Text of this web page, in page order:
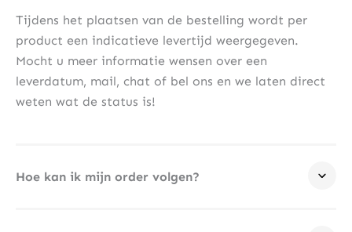
Tijdens het plaatsen van de bestelling wordt per
product een indicatieve levertijd weergegeven.
Mocht u meer informatie wensen over een
leverdatum, mail, chat of bel ons en we laten direct
weten wat de status is!
Hoe kan ik mijn order volgen?